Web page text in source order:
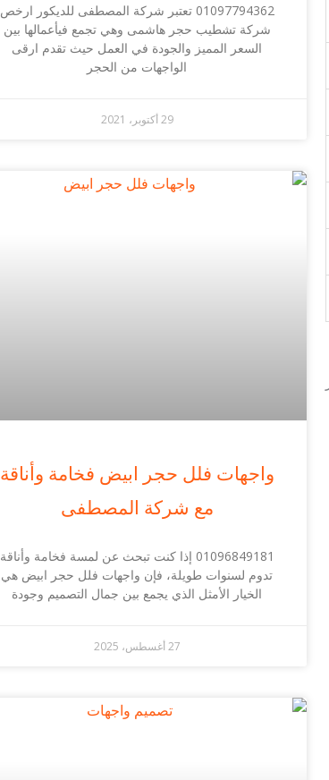
01097794362 تعتبر شركة المصطفى للديكور ارخص
شركة تشطيب حجر هاشمى وهي تجمع فيأعمالها بين
السعر المميز والجودة في العمل حيث تقدم ارقى
الواجهات من الحجر
29 أكتوبر، 2021
واجهات فلل حجر ابيض فخامة وأناقة
مع شركة المصطفى
01096849181 إذا كنت تبحث عن لمسة فخامة وأناقة
تدوم لسنوات طويلة، فإن واجهات فلل حجر ابيض هي
الخيار الأمثل الذي يجمع بين جمال التصميم وجودة
27 أغسطس، 2025